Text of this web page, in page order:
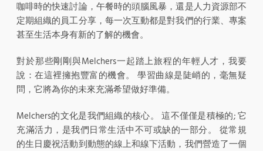
咖啡時的快速討論，午餐時的頭腦風暴，還是人力資源部不
定期組織的員工分享，每一次互動都是對我們的行業、專案
甚至生活本身有新的了解的機會。
對於那些剛剛與Melchers一起踏上旅程的年輕人才，我要
說：在這裡擁抱豐富的機會。 學習曲線是陡峭的，毫無疑
問，它將為你的未來充滿希望做好準備。
Melchers的文化是我們組織的核心。 這不僅僅是積極的; 它
充滿活力，是我們日常生活中不可或缺的一部分。 從常規
的生日慶祝活動到動態的線上和線下活動，我們營造了一個